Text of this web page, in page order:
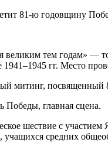
81-ю годовщину
тем годам» —
1941–1945 гг. Место
митинг, посвященный
Победы, главная сцена.
шествие с участием
учащихся средних